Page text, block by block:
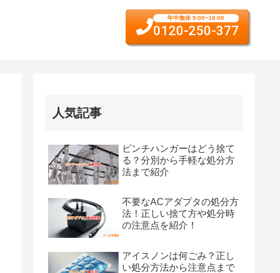
年中無休 9:00~18:00
0120-250-377
人気記事
ピンチハンガーはどう捨て
る？分別から手軽な処分方
法まで紹介
不要なACアダプタの処分方
法！正しい捨て方や処分時
の注意点を紹介！
アイスノンは何ごみ？正し
い処分方法から注意点まで